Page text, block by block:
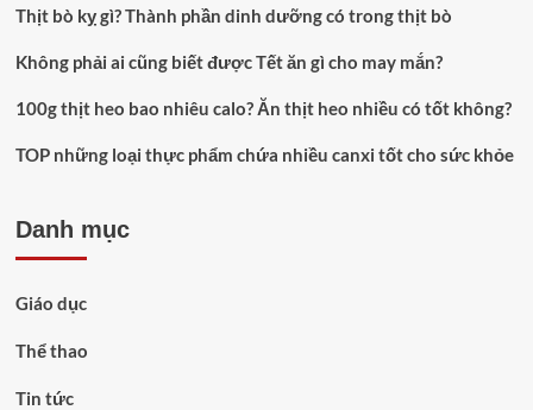
Thịt bò kỵ gì? Thành phần dinh dưỡng có trong thịt bò
Không phải ai cũng biết được Tết ăn gì cho may mắn?
100g thịt heo bao nhiêu calo? Ăn thịt heo nhiều có tốt không?
TOP những loại thực phẩm chứa nhiều canxi tốt cho sức khỏe
Danh mục
Giáo dục
Thể thao
Tin tức